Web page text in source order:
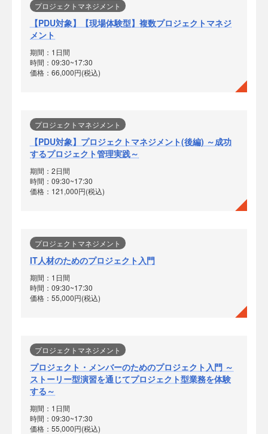
プロジェクトマネジメント
【PDU対象】【現場体験型】複数プロジェクトマネジ
メント
期間：1日間
時間：09:30~17:30
価格：66,000円(税込)
プロジェクトマネジメント
【PDU対象】プロジェクトマネジメント(後編) ～成功
するプロジェクト管理実践～
期間：2日間
時間：09:30~17:30
価格：121,000円(税込)
プロジェクトマネジメント
IT人材のためのプロジェクト入門
期間：1日間
時間：09:30~17:30
価格：55,000円(税込)
プロジェクトマネジメント
プロジェクト・メンバーのためのプロジェクト入門 ～
ストーリー型演習を通じてプロジェクト型業務を体験
する～
期間：1日間
時間：09:30~17:30
価格：55,000円(税込)